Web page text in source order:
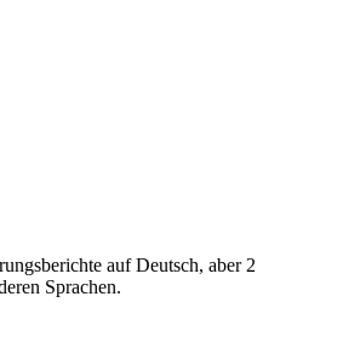
auf Deutsch, aber 2
Sprachen.